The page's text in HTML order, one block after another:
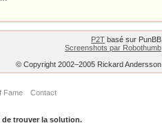
P2T basé sur PunBB
Screenshots par Robothumb
© Copyright 2002–2005 Rickard Andersson
Fame Contact
trouver la solution.